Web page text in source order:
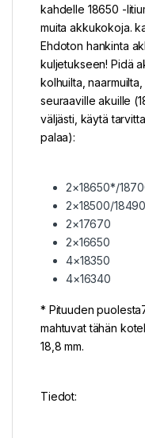
kahdelle 18650 -
muita akkukokoja.
Ehdoton hankinta
kuljetukseen! Pidä
kolhuilta,
seuraaville akuille
väljästi, käytä
palaa):
2×18650*/
2×18500/18490
2×17670
2×16650
4×18350
4×16340
* Pituuden
mahtuvat tähän
18,8 mm.
Tiedot: